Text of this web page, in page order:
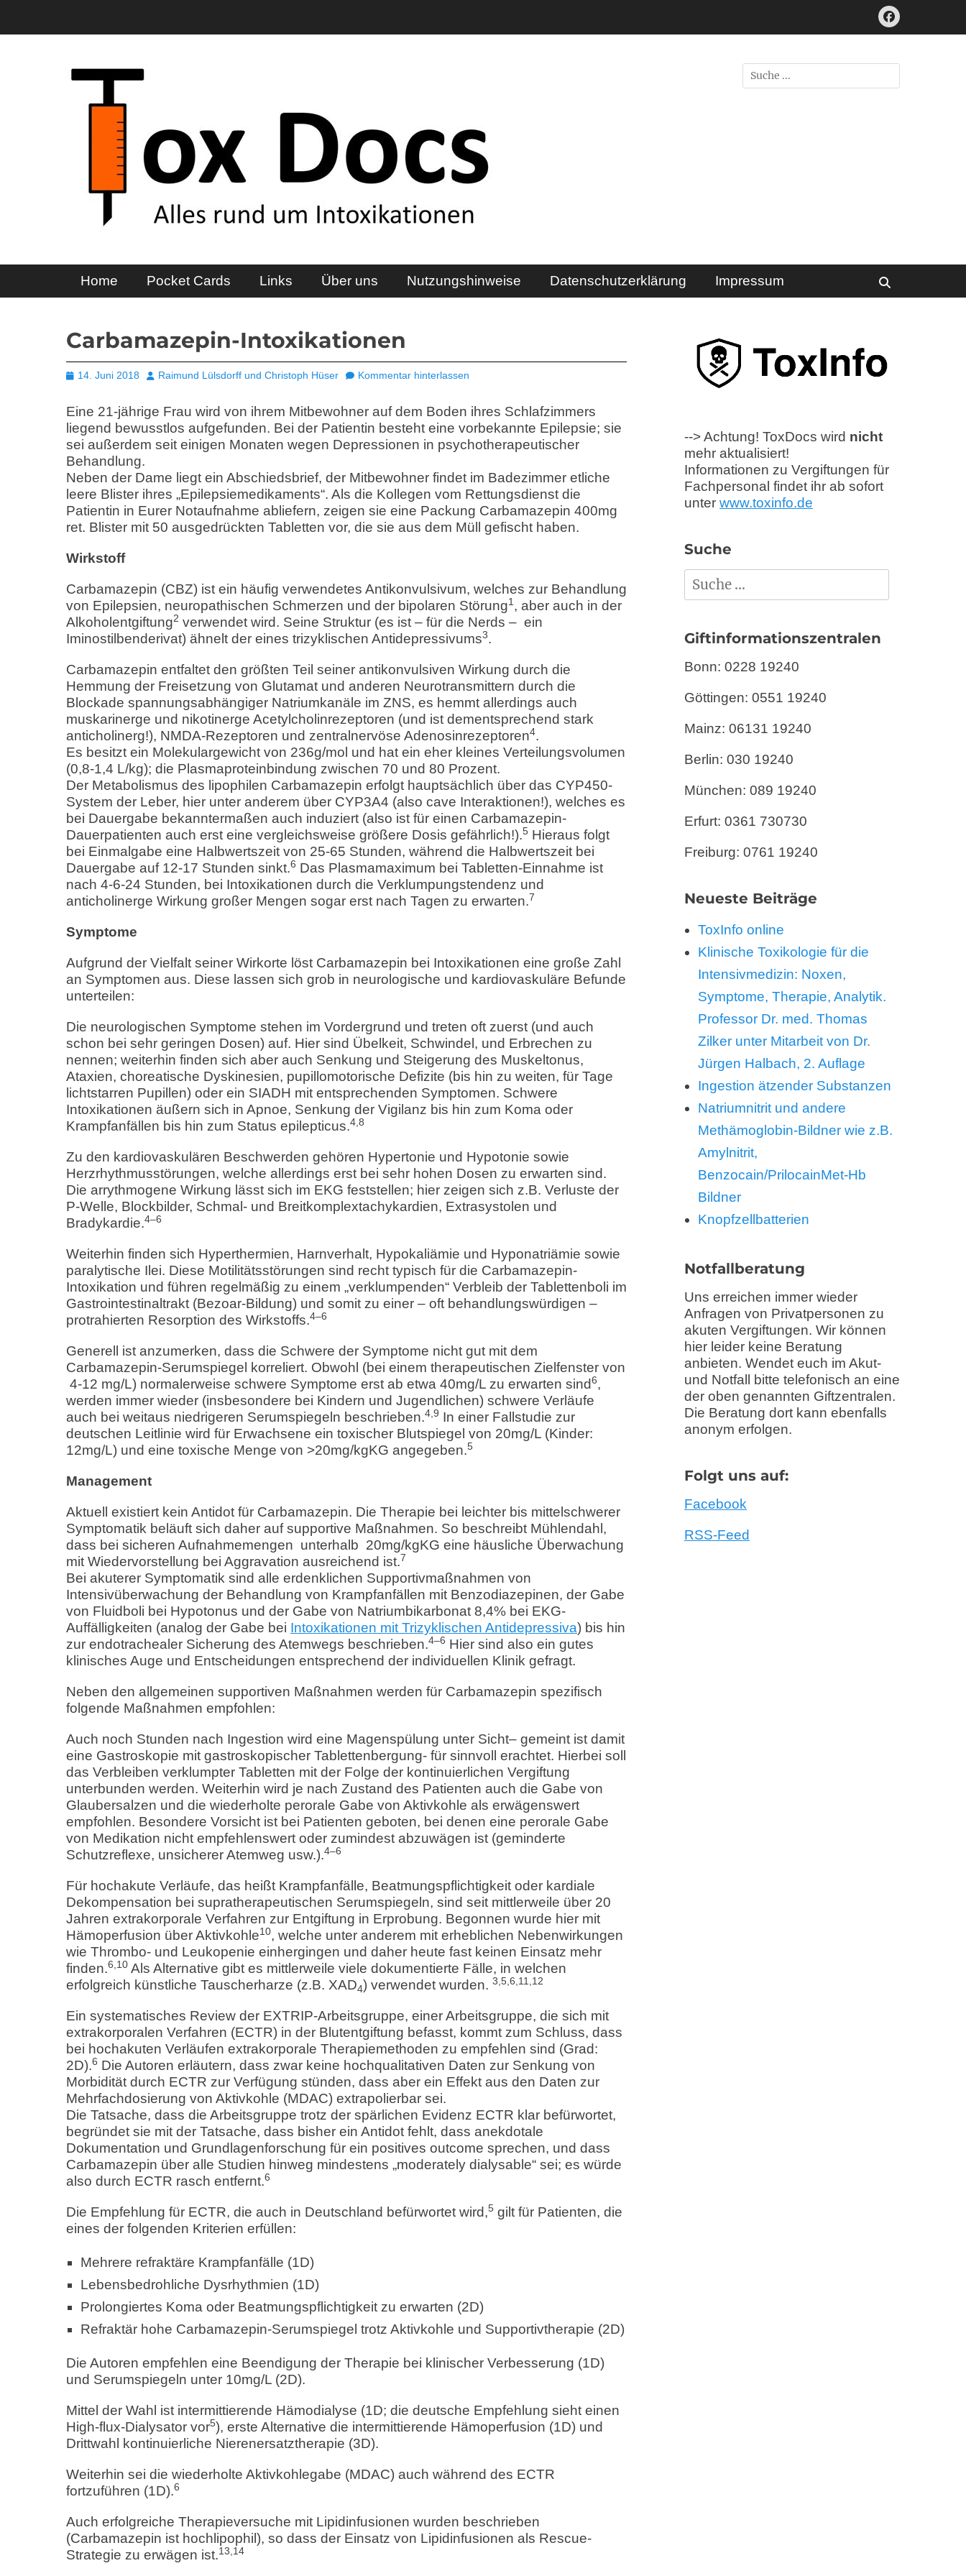
Inhalt
Facebook
ToxDocs
Alles rund um Intoxikationen
Suchen
Primäres Menü
Home Pocket Cards Links Über uns Nutzungshinweise Datenschutzerklärung Impressum
Carbamazepin-Intoxikationen
Posted
14. Juni 2018 AutorRaimund Lülsdorff und Christoph Hüser Kommentar hinterlassen
Eine 21-jährige Frau wird von ihrem Mitbewohner auf dem Boden ihres Schlafzimmers
liegend bewusstlos aufgefunden. Bei der Patientin besteht eine vorbekannte Epilepsie; sie
sei außerdem seit einigen Monaten wegen Depressionen in psychotherapeutischer
Behandlung.
Neben der Dame liegt ein Abschiedsbrief, der Mitbewohner findet im Badezimmer etliche
leere Blister ihres „Epilepsiemedikaments“. Als die Kollegen vom Rettungsdienst die
Patientin in Eurer Notaufnahme abliefern, zeigen sie eine Packung Carbamazepin 400mg
ret. Blister mit 50 ausgedrückten Tabletten vor, die sie aus dem Müll gefischt haben.
Wirkstoff
Carbamazepin (CBZ) ist ein häufig verwendetes Antikonvulsivum, welches zur Behandlung
von Epilepsien, neuropathischen Schmerzen und der bipolaren Störung1 , aber auch in der
Alkoholentgiftung2 verwendet wird. Seine Struktur (es ist – für die Nerds – ein
Iminostilbenderivat) ähnelt der eines trizyklischen Antidepressivums3.
Carbamazepin entfaltet den größten Teil seiner antikonvulsiven Wirkung durch die
Hemmung der Freisetzung von Glutamat und anderen Neurotransmittern durch die
Blockade spannungsabhängiger Natriumkanäle im ZNS, es hemmt allerdings auch
muskarinerge und nikotinerge Acetylcholinrezeptoren (und ist dementsprechend stark
anticholinerg!), NMDA-Rezeptoren und zentralnervöse Adenosinrezeptoren4.
Es besitzt ein Molekulargewicht von 236g/mol und hat ein eher kleines Verteilungsvolumen
(0,8-1,4 L/kg); die Plasmaproteinbindung zwischen 70 und 80 Prozent.
Der Metabolismus des lipophilen Carbamazepin erfolgt hauptsächlich über das CYP450-
System der Leber, hier unter anderem über CYP3A4 (also cave Interaktionen!), welches es
bei Dauergabe bekanntermaßen auch induziert (also ist für einen Carbamazepin-
Dauerpatienten auch erst eine vergleichsweise größere Dosis gefährlich!).5 Hieraus folgt
bei Einmalgabe eine Halbwertszeit von 25-65 Stunden, während die Halbwertszeit bei
Dauergabe auf 12-17 Stunden sinkt.6 Das Plasmamaximum bei Tabletten-Einnahme ist
nach 4-6-24 Stunden, bei Intoxikationen durch die Verklumpungstendenz und
anticholinerge Wirkung großer Mengen sogar erst nach Tagen zu erwarten.7
Symptome
Aufgrund der Vielfalt seiner Wirkorte löst Carbamazepin bei Intoxikationen eine große Zahl
an Symptomen aus. Diese lassen sich grob in neurologische und kardiovaskuläre Befunde
unterteilen:
Die neurologischen Symptome stehen im Vordergrund und treten oft zuerst (und auch
schon bei sehr geringen Dosen) auf. Hier sind Übelkeit, Schwindel, und Erbrechen zu
nennen; weiterhin finden sich aber auch Senkung und Steigerung des Muskeltonus,
Ataxien, choreatische Dyskinesien, pupillomotorische Defizite (bis hin zu weiten, für Tage
lichtstarren Pupillen) oder ein SIADH mit entsprechenden Symptomen. Schwere
Intoxikationen äußern sich in Apnoe, Senkung der Vigilanz bis hin zum Koma oder
Krampfanfällen bis hin zum Status epilepticus.4,8
Zu den kardiovaskulären Beschwerden gehören Hypertonie und Hypotonie sowie
Herzrhythmusstörungen, welche allerdings erst bei sehr hohen Dosen zu erwarten sind.
Die arrythmogene Wirkung lässt sich im EKG feststellen; hier zeigen sich z.B. Verluste der
P-Welle, Blockbilder, Schmal- und Breitkomplextachykardien, Extrasystolen und
Bradykardie.4–6
Weiterhin finden sich Hyperthermien, Harnverhalt, Hypokaliämie und Hyponatriämie sowie
paralytische Ilei. Diese Motilitätsstörungen sind recht typisch für die Carbamazepin-
Intoxikation und führen regelmäßig zu einem „verklumpenden“ Verbleib der Tablettenboli im
Gastrointestinaltrakt (Bezoar-Bildung) und somit zu einer – oft behandlungswürdigen –
protrahierten Resorption des Wirkstoffs.4–6
Generell ist anzumerken, dass die Schwere der Symptome nicht gut mit dem
Carbamazepin-Serumspiegel korreliert. Obwohl (bei einem therapeutischen Zielfenster von
4-12 mg/L) normalerweise schwere Symptome erst ab etwa 40mg/L zu erwarten sind6,
werden immer wieder (insbesondere bei Kindern und Jugendlichen) schwere Verläufe
auch bei weitaus niedrigeren Serumspiegeln beschrieben.4,9 In einer Fallstudie zur
deutschen Leitlinie wird für Erwachsene ein toxischer Blutspiegel von 20mg/L (Kinder:
12mg/L) und eine toxische Menge von >20mg/kgKG angegeben.5
Management
Aktuell existiert kein Antidot für Carbamazepin. Die Therapie bei leichter bis mittelschwerer
Symptomatik beläuft sich daher auf supportive Maßnahmen. So beschreibt Mühlendahl,
dass bei sicheren Aufnahmemengen unterhalb 20mg/kgKG eine häusliche Überwachung
mit Wiedervorstellung bei Aggravation ausreichend ist.7
Bei akuterer Symptomatik sind alle erdenklichen Supportivmaßnahmen von
Intensivüberwachung der Behandlung von Krampfanfällen mit Benzodiazepinen, der Gabe
von Fluidboli bei Hypotonus und der Gabe von Natriumbikarbonat 8,4% bei EKG-
Auffälligkeiten (analog der Gabe bei Intoxikationen mit Trizyklischen Antidepressiva) bis hin
zur endotrachealer Sicherung des Atemwegs beschrieben.4–6 Hier sind also ein gutes
klinisches Auge und Entscheidungen entsprechend der individuellen Klinik gefragt.
Neben den allgemeinen supportiven Maßnahmen werden für Carbamazepin spezifisch
folgende Maßnahmen empfohlen:
Auch noch Stunden nach Ingestion wird eine Magenspülung unter Sicht– gemeint ist damit
eine Gastroskopie mit gastroskopischer Tablettenbergung- für sinnvoll erachtet. Hierbei soll
das Verbleiben verklumpter Tabletten mit der Folge der kontinuierlichen Vergiftung
unterbunden werden. Weiterhin wird je nach Zustand des Patienten auch die Gabe von
Glaubersalzen und die wiederholte perorale Gabe von Aktivkohle als erwägenswert
empfohlen. Besondere Vorsicht ist bei Patienten geboten, bei denen eine perorale Gabe
von Medikation nicht empfehlenswert oder zumindest abzuwägen ist (geminderte
Schutzreflexe, unsicherer Atemweg usw.).4–6
Für hochakute Verläufe, das heißt Krampfanfälle, Beatmungspflichtigkeit oder kardiale
Dekompensation bei supratherapeutischen Serumspiegeln, sind seit mittlerweile über 20
Jahren extrakorporale Verfahren zur Entgiftung in Erprobung. Begonnen wurde hier mit
Hämoperfusion über Aktivkohle10, welche unter anderem mit erheblichen Nebenwirkungen
wie Thrombo- und Leukopenie einhergingen und daher heute fast keinen Einsatz mehr
finden.6,10 Als Alternative gibt es mittlerweile viele dokumentierte Fälle, in welchen
erfolgreich künstliche Tauscherharze (z.B. XAD4) verwendet wurden. 3,5,6,11,12
Ein systematisches Review der EXTRIP-Arbeitsgruppe, einer Arbeitsgruppe, die sich mit
extrakorporalen Verfahren (ECTR) in der Blutentgiftung befasst, kommt zum Schluss, dass
bei hochakuten Verläufen extrakorporale Therapiemethoden zu empfehlen sind (Grad:
2D).6 Die Autoren erläutern, dass zwar keine hochqualitativen Daten zur Senkung von
Morbidität durch ECTR zur Verfügung stünden, dass aber ein Effekt aus den Daten zur
Mehrfachdosierung von Aktivkohle (MDAC) extrapolierbar sei.
Die Tatsache, dass die Arbeitsgruppe trotz der spärlichen Evidenz ECTR klar befürwortet,
begründet sie mit der Tatsache, dass bisher ein Antidot fehlt, dass anekdotale
Dokumentation und Grundlagenforschung für ein positives outcome sprechen, und dass
Carbamazepin über alle Studien hinweg mindestens „moderately dialysable“ sei; es würde
also durch ECTR rasch entfernt.6
Die Empfehlung für ECTR, die auch in Deutschland befürwortet wird,5 gilt für Patienten, die
eines der folgenden Kriterien erfüllen:
Mehrere refraktäre Krampfanfälle (1D)
Lebensbedrohliche Dysrhythmien (1D)
Prolongiertes Koma oder Beatmungspflichtigkeit zu erwarten (2D)
Refraktär hohe Carbamazepin-Serumspiegel trotz Aktivkohle und Supportivtherapie (2D)
Die Autoren empfehlen eine Beendigung der Therapie bei klinischer Verbesserung (1D)
und Serumspiegeln unter 10mg/L (2D).
Mittel der Wahl ist intermittierende Hämodialyse (1D; die deutsche Empfehlung sieht einen
High-flux-Dialysator vor5), erste Alternative die intermittierende Hämoperfusion (1D) und
Drittwahl kontinuierliche Nierenersatztherapie (3D).
Weiterhin sei die wiederholte Aktivkohlegabe (MDAC) auch während des ECTR
fortzuführen (1D).6
Auch erfolgreiche Therapieversuche mit Lipidinfusionen wurden beschrieben
(Carbamazepin ist hochlipophil), so dass der Einsatz von Lipidinfusionen als Rescue-
Strategie zu erwägen ist.13,14
--> Achtung! ToxDocs wird nicht
mehr aktualisiert!
Informationen zu Vergiftungen für
Fachpersonal findet ihr ab sofort
unter www.toxinfo.de
Suche
Suchen
nach:
Giftinformationszentralen
Bonn: 0228 19240
Göttingen: 0551 19240
Mainz: 06131 19240
Berlin: 030 19240
München: 089 19240
Erfurt: 0361 730730
Freiburg: 0761 19240
Neueste Beiträge
ToxInfo online
Klinische Toxikologie für die
Intensivmedizin: Noxen,
Symptome, Therapie, Analytik.
Professor Dr. med. Thomas
Zilker unter Mitarbeit von Dr.
Jürgen Halbach, 2. Auflage
Ingestion ätzender Substanzen
Natriumnitrit und andere
Methämoglobin-Bildner wie z.B.
Amylnitrit,
Benzocain/PrilocainMet-Hb
Bildner
Knopfzellbatterien
Notfallberatung
Uns erreichen immer wieder
Anfragen von Privatpersonen zu
akuten Vergiftungen. Wir können
hier leider keine Beratung
anbieten. Wendet euch im Akut-
und Notfall bitte telefonisch an eine
der oben genannten Giftzentralen.
Die Beratung dort kann ebenfalls
anonym erfolgen.
Folgt uns auf:
Facebook
RSS-Feed